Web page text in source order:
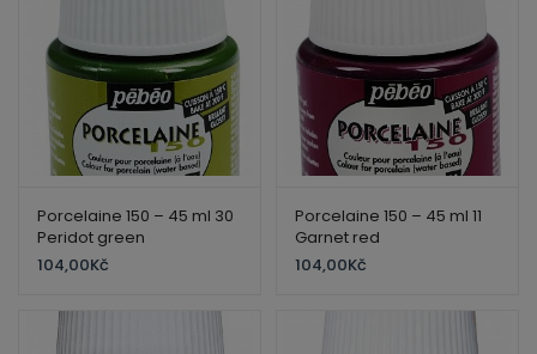
Porcelaine 150 – 45 ml 30
Peridot green
104,00Kč
Porcelaine 150 – 45 ml 11
Garnet red
104,00Kč